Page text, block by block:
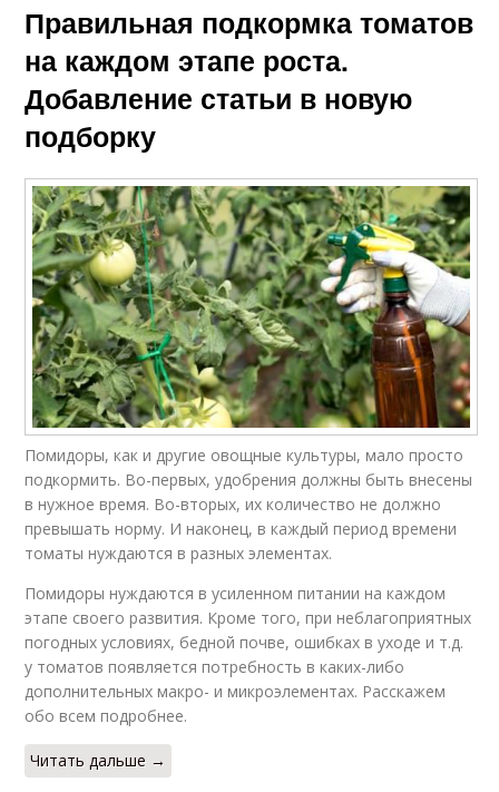
Правильная подкормка томатов
на каждом этапе роста.
Добавление статьи в новую
подборку
Помидоры, как и другие овощные культуры, мало просто
подкормить. Во-первых, удобрения должны быть внесены
в нужное время. Во-вторых, их количество не должно
превышать норму. И наконец, в каждый период времени
томаты нуждаются в разных элементах.
Помидоры нуждаются в усиленном питании на каждом
этапе своего развития. Кроме того, при неблагоприятных
погодных условиях, бедной почве, ошибках в уходе и т.д.
у томатов появляется потребность в каких-либо
дополнительных макро- и микроэлементах. Расскажем
обо всем подробнее.
Читать дальше →